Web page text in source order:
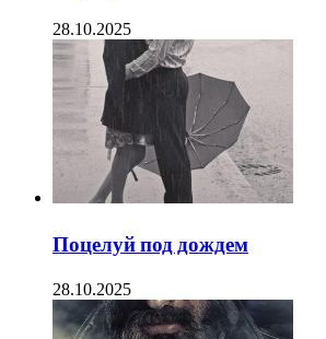
28.10.2025
Поцелуй под дождем
28.10.2025